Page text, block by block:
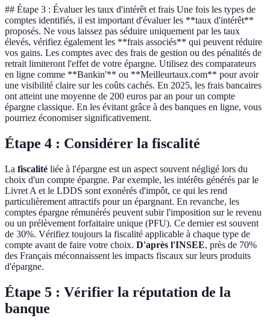
## Étape 3 : Évaluer les taux d'intérêt et frais Une fois les types de
comptes identifiés, il est important d'évaluer les **taux d'intérêt**
proposés. Ne vous laissez pas séduire uniquement par les taux
élevés, vérifiez également les **frais associés** qui peuvent réduire
vos gains. Les comptes avec des frais de gestion ou des pénalités de
retrait limiteront l'effet de votre épargne. Utilisez des comparateurs
en ligne comme **Bankin'** ou **Meilleurtaux.com** pour avoir
une visibilité claire sur les coûts cachés. En 2025, les frais bancaires
ont atteint une moyenne de 200 euros par an pour un compte
épargne classique. En les évitant grâce à des banques en ligne, vous
pourriez économiser significativement.
Étape 4 : Considérer la fiscalité
La fiscalité liée à l'épargne est un aspect souvent négligé lors du
choix d'un compte épargne. Par exemple, les intérêts générés par le
Livret A et le LDDS sont exonérés d'impôt, ce qui les rend
particulièrement attractifs pour un épargnant. En revanche, les
comptes épargne rémunérés peuvent subir l'imposition sur le revenu
ou un prélèvement forfaitaire unique (PFU). Ce dernier est souvent
de 30%. Vérifiez toujours la fiscalité applicable à chaque type de
compte avant de faire votre choix. D'après l'INSEE, près de 70%
des Français méconnaissent les impacts fiscaux sur leurs produits
d'épargne.
Étape 5 : Vérifier la réputation de la
banque